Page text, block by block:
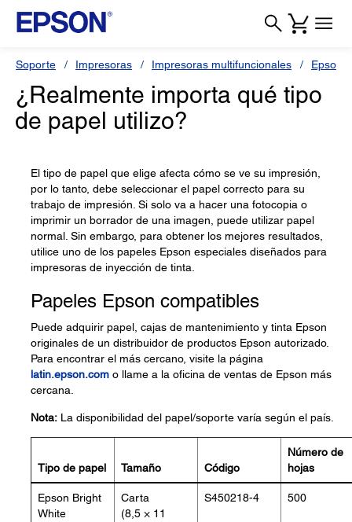
Soporte Impresoras Impresoras multifuncionales Epson L
¿Realmente importa qué tipo
de papel utilizo?
El tipo de papel que elige afecta cómo se ve su impresión,
por lo tanto, debe seleccionar el papel correcto para su
trabajo de impresión. Si solo va a hacer una fotocopia o
imprimir un borrador de una imagen, puede utilizar papel
normal. Sin embargo, para obtener los mejores resultados,
utilice uno de los papeles Epson especiales diseñados para
impresoras de inyección de tinta.
Papeles Epson compatibles
Puede adquirir papel, cajas de mantenimiento y tinta Epson
originales de un distribuidor de productos Epson autorizado.
Para encontrar el más cercano, visite la página
latin.epson.com o llame a la oficina de ventas de Epson más
cercana.
Nota: La disponibilidad del papel/soporte varía según el país.
Tipo de papel Tamaño Código
Número de
hojas
Epson Bright
White
Carta
(8,5 × 11
S450218-4 500